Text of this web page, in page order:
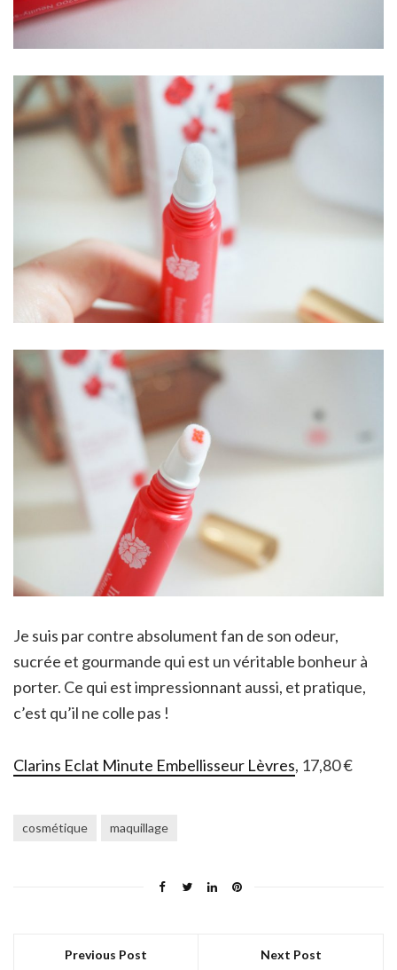
Je suis par contre absolument fan de son odeur,
sucrée et gourmande qui est un véritable bonheur à
porter. Ce qui est impressionnant aussi, et pratique,
c’est qu’il ne colle pas !
Clarins Eclat Minute Embellisseur Lèvres, 17,80 €
cosmétique maquillage
Previous Post Next Post